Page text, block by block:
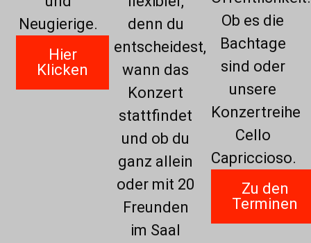
Neugierige.
Hier
Klicken
denn du
entscheidest,
wann das
Konzert
stattfindet
und ob du
ganz allein
oder mit 20
Freunden
im Saal
Ob es die
Bachtage
sind oder
unsere
Konzertreihe
Cello
Capriccioso.
Zu den
Terminen